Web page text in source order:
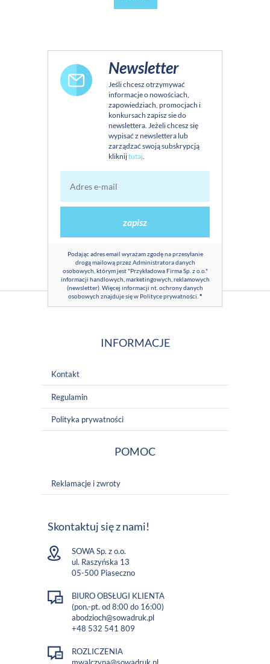
Newsletter
Jeśli chcesz otrzymywać
informacje o nowościach,
zapowiedziach, promocjach i
konkursach zapisz sie do
newslettera. Jeżeli chcesz się
wypisać z newslettera lub
zarządzać swoją subskrypcją
kliknijtutaj.
zapisz
Podając adres email wyrażam zgodę na przesyłanie
drogą mailową przez Administratora danych
osobowych, którym jest "Przykładowa Firma Sp. z o.o."
informacji handlowych, marketingowych, reklamowych
(newsletter). Więcej informacji nt. ochrony danych
osobowych znajduje się w Polityce prywatności *
INFORMACJE
Kontakt
Regulamin
Polityka prywatności
POMOC
Reklamacje i zwroty
Skontaktuj się z nami!
SOWA Sp. z o.o.
ul. Raszyńska 13
05-500 Piaseczno
BIURO OBSŁUGI KLIENTA
(pon.-pt. od 8:00 do 16:00)
abodzioch@sowadruk.pl
+48 532 541 809
ROZLICZENIA